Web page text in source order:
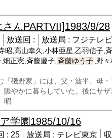
んPARTVII]1983/9/28
放送回 : 放送局 : フジテレビ
昭,高山幸久,小林亜星,乙羽信子,
正憲,斉藤慶子, 斉藤ゆう子 ,野
「磯野家」には、父・波平、母
賑やかに暮らしていた。後にサ
昭
学園1985/10/16
: 25 放送局 : テレビ東京